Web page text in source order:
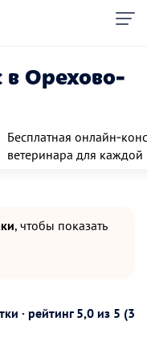
Орехово-
Бесплатная
ветеринара для
, чтобы показать
· рейтинг 5,0 из 5 (3